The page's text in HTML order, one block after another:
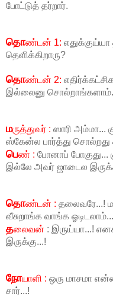
போட்டுத் தர்றார்.
தொண்டன் 1:
தெளிக்கிறாரு?
தொண்டன் 2:
இல்லைனு சொல்றாங்களாம்.
மருத்துவர் : ஸாரி
ஸ்கேன்ல பார்த்து சொல்றது
பெண் : போனாப்
இல்லே அவர் ஜாடைல
தொண்டன் : தலைவரே...!
வீசுறாங்க வாங்க
தலைவன் : இருய்யா...!
இருக்கு...!
நோயாளி : ஒரு மாசமா
சார்...!